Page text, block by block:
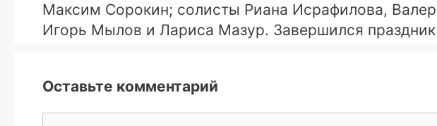
Максим Сорокин; солисты Риана Исрафилова,
Игорь Мылов и Лариса Мазур. Завершился
Оставьте комментарий